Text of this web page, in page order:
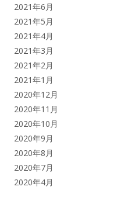
2021年6月
2021年5月
2021年4月
2021年3月
2021年2月
2021年1月
2020年12月
2020年11月
2020年10月
2020年9月
2020年8月
2020年7月
2020年4月